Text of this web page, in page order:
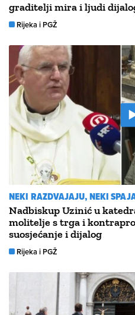
graditelji mira i ljudi
Rijeka i PGŽ
NEKI RAZDVAJAJU, NEKI
Nadbiskup Uzinić u
molitelje s trga i
suosjećanje i dijalog
Rijeka i PGŽ